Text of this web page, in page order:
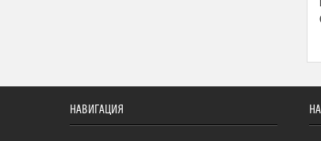
НАВИГАЦИЯ